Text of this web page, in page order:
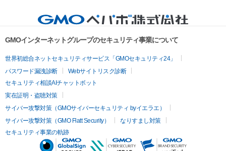
GMOインターネットグループのセキュリティ事業について
世界初総合ネットセキュリティサービス「GMOセキュリティ24」
パスワード漏洩診断
Webサイトリスク診断
セキュリティ相談AIチャットボット
実在証明・盗聴対策
サイバー攻撃対策（GMOサイバーセキュリティ byイエラエ）
サイバー攻撃対策（GMO Flatt Security）
なりすまし対策
セキュリティ事業の軌跡